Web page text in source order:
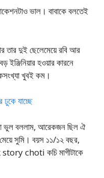
ভাল। বাবাকে বলতেই
তার দুই ছেলেমেয়ে রবি আর
ইঞ্জিনিয়ার হওয়ার কারনে
খুবই কম।
যাচ্ছে
ভুল বললাম, আরেকজন ছিল ঐ
সুমি। বয়স ১১/১২ বছর,
choti কচি মাগীটাকে